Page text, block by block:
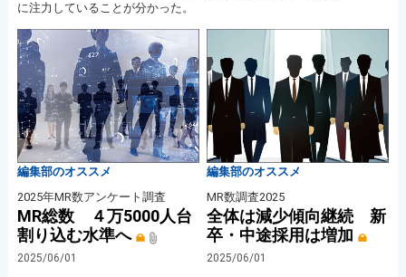
に注力していることが分かった。
編集部のオススメ
2025年MR数アンケート調査
MR総数 ４万5000人台
割り込む水準へ
2025/06/01
編集部のオススメ
MR数調査2025
全体は減少傾向継続 新
卒・中途採用は増加
2025/06/01